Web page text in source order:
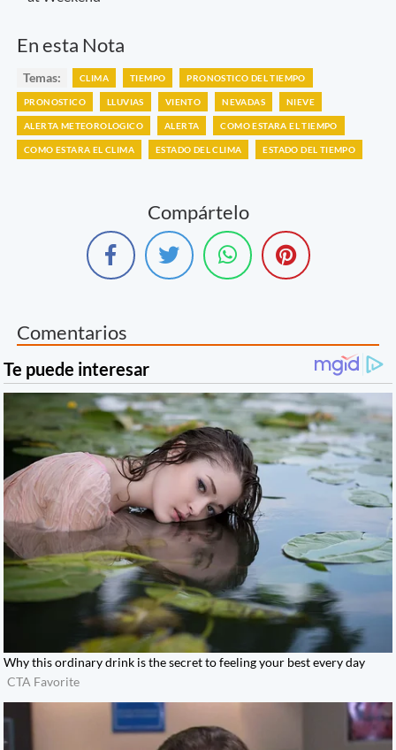
En esta Nota
Temas: CLIMA TIEMPO PRONOSTICO DEL TIEMPO
PRONOSTICO LLUVIAS VIENTO NEVADAS NIEVE
ALERTA METEOROLOGICO ALERTA COMO ESTARA EL TIEMPO
COMO ESTARA EL CLIMA ESTADO DEL CLIMA ESTADO DEL TIEMPO
Compártelo
Comentarios